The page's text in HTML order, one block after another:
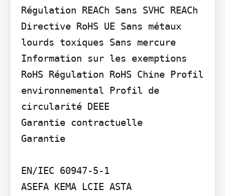
Régulation REACh Sans SVHC REACh
Directive RoHS UE Sans métaux
lourds toxiques Sans mercure
Information sur les exemptions
RoHS Régulation RoHS Chine Profil
environnemental Profil de
circularité DEEE
Garantie contractuelle
Garantie
EN/IEC 60947-5-1
ASEFA KEMA LCIE ASTA